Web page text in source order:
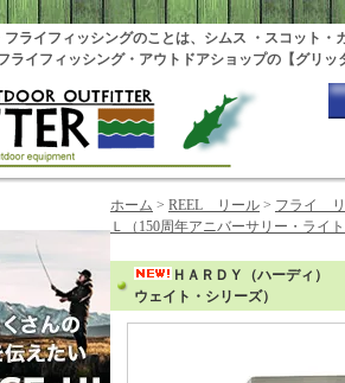
フライフィッシングのことは、シムス ・スコット・
ライフィッシング・アウトドアショップの【グリッ
ホーム > REEL リール > フライ
Ｌ（150周年アニバーサリー・ライ
ＨＡＲＤＹ（ハーディ）
ウェイト・シリーズ）